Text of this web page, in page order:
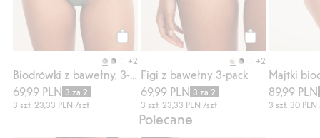
Kup
+2
69,99 PLN 3 za 2
3 szt. 23,33 PLN /szt
Kup
+2
Figi z bawełny 3-pack
69,99 PLN 3 za 2
3 szt.23,33 PLN /szt
89,99 PLN
3 szt. 30 PLN
Polecane